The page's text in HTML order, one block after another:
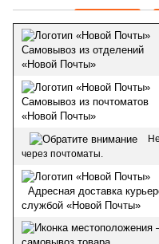
Самовывоз из отделений
«Новой Почты»
Самовывоз из почтоматов
«Новой Почты»
через почтоматы.
Адресная доставка
службой «Новой Почты»